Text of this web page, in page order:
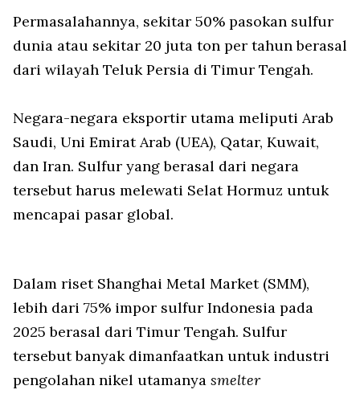
Permasalahannya, sekitar 50% pasokan sulfur
dunia atau sekitar 20 juta ton per tahun berasal
dari wilayah Teluk Persia di Timur Tengah.
Negara-negara eksportir utama meliputi Arab
Saudi, Uni Emirat Arab (UEA), Qatar, Kuwait,
dan Iran. Sulfur yang berasal dari negara
tersebut harus melewati Selat Hormuz untuk
mencapai pasar global.
Dalam riset Shanghai Metal Market (SMM),
lebih dari 75% impor sulfur Indonesia pada
2025 berasal dari Timur Tengah. Sulfur
tersebut banyak dimanfaatkan untuk industri
pengolahan nikel utamanya smelter